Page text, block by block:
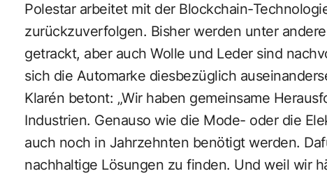
Polestararbeitet mit der Blockchain-
zurückzuverfolgen. Bisher werden unter
getrackt, aber auch Wolle und Leder sind
sich die Automarke diesbezüglich
Klarén betont: „Wir haben gemeinsame
Industrien. Genauso wie die Mode- oder die
auch noch in Jahrzehnten benötigt werden.
nachhaltige Lösungen zu finden. Und weil wir